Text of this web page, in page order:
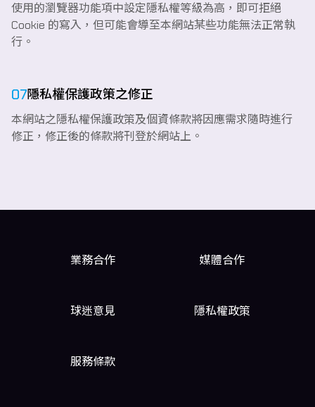
使用的瀏覽器功能項中設定隱私權等級為高，即可拒絕
Cookie 的寫入，但可能會導至本網站某些功能無法正常執
行。
07隱私權保護政策之修正
本網站之隱私權保護政策及個資條款將因應需求隨時進行
修正，修正後的條款將刊登於網站上。
業務合作 媒體合作
球迷意見 隱私權政策
服務條款